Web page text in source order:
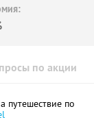
по акции
путешествие по